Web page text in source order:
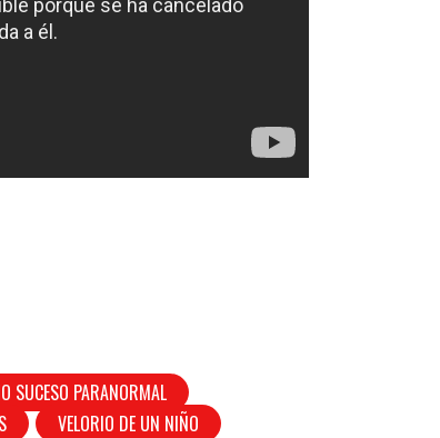
SUCESO PARANORMAL
VELORIO DE UN NIÑO